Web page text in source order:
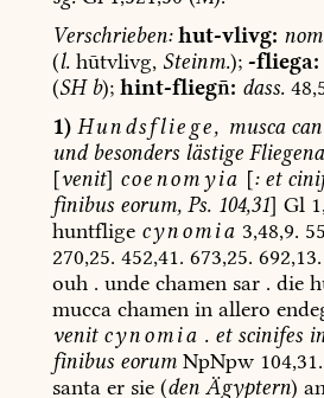
(?) m.
f.
Verschrieben: hut-vlivg:
(l.hūtvlivg, Steinm.); -fliega:
(SHb); hint-flieg: dass.
1) Hundsfliege, musca
und besonderslästige
[venit] coenomyia [:et
finibuseorum,Ps.104,31] Gl
huntflige cynomia 3,48,9.
270,25. 452,41. 673,25. 692,13.
ouh. unde chamensar. die
muccachameninallero
venit cynomia . etscinifes
finibuseorumNpNpw104,31.
santaersie (denÄgyptern)